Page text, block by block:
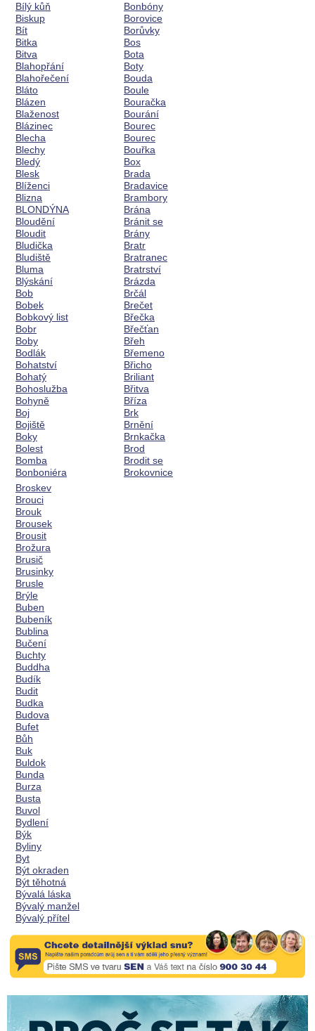
Bílý kůň
Biskup
Bít
Bitka
Bitva
Blahopřání
Blahořečení
Bláto
Blázen
Blaženost
Blázinec
Blecha
Blechy
Bledý
Blesk
Blíženci
Blizna
BLONDÝNA
Bloudění
Bloudit
Bludička
Bludiště
Bluma
Blýskání
Bob
Bobek
Bobkový list
Bobr
Boby
Bodlák
Bohatství
Bohatý
Bohoslužba
Bohyně
Boj
Bojiště
Boky
Bolest
Bomba
Bonboniéra
Bonbóny
Borovice
Borůvky
Bos
Bota
Boty
Bouda
Boule
Bouračka
Bourání
Bourec
Bourec
Bouřka
Box
Brada
Bradavice
Brambory
Brána
Bránit se
Brány
Bratr
Bratranec
Bratrství
Brázda
Brčál
Brečet
Břečka
Břečťan
Břeh
Břemeno
Břicho
Briliant
Břitva
Bříza
Brk
Brnění
Brnkačka
Brod
Brodit se
Brokovnice
Broskev
Brouci
Brouk
Brousek
Brousit
Brožura
Brusič
Brusinky
Brusle
Brýle
Buben
Bubeník
Bublina
Bučení
Buchty
Buddha
Budík
Budit
Budka
Budova
Bufet
Bůh
Buk
Buldok
Bunda
Burza
Busta
Buvol
Bydlení
Býk
Byliny
Byt
Být okraden
Být těhotná
Bývalá láska
Bývalý manžel
Bývalý přítel